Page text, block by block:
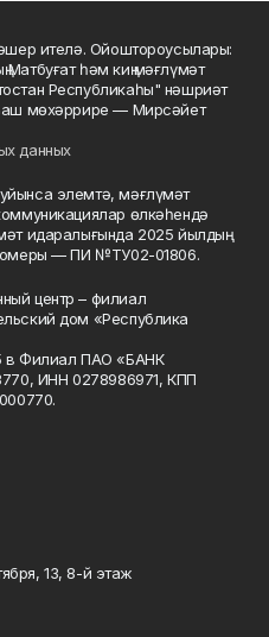
ителә. Ойоштороусылары:
һәм киң мәғлүмәт
Республикаһы" нәшриәт
мөхәррире — Мирсәйет
данных
элемтә, мәғлүмәт
өлкәһендә
идаралығында 2025 йылдың
— ПИ №ТУ02-01806.
центр – филиал
дом «Республика
в Филиал ПАО «БАНК
ИНН 0278986971, КПП
13, 8-й этаж